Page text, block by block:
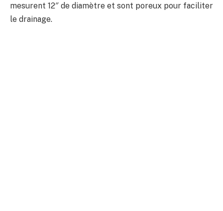
mesurent 12″ de diamètre et sont poreux pour faciliter
le drainage.